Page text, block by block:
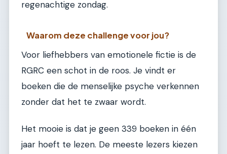
regenachtige zondag.
Waarom deze challenge voor jou?
Voor liefhebbers van emotionele fictie is de
RGRC een schot in de roos. Je vindt er
boeken die de menselijke psyche verkennen
zonder dat het te zwaar wordt.
Het mooie is dat je geen 339 boeken in één
jaar hoeft te lezen. De meeste lezers kiezen